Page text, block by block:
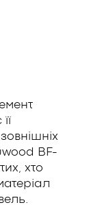
BF-
хто